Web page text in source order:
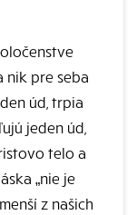
nik pre seba
úd, trpia
jeden úd,
telo a
„nie je
z našich